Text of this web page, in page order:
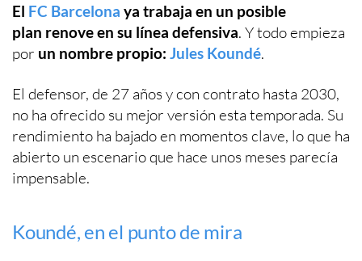
El FC Barcelona ya trabaja en un posible
plan renove en su línea defensiva. Y todo empieza
por un nombre propio: Jules Koundé.
El defensor, de 27 años y con contrato hasta 2030,
no ha ofrecido su mejor versión esta temporada. Su
rendimiento ha bajado en momentos clave, lo que ha
abierto un escenario que hace unos meses parecía
impensable.
Koundé, en el punto de mira